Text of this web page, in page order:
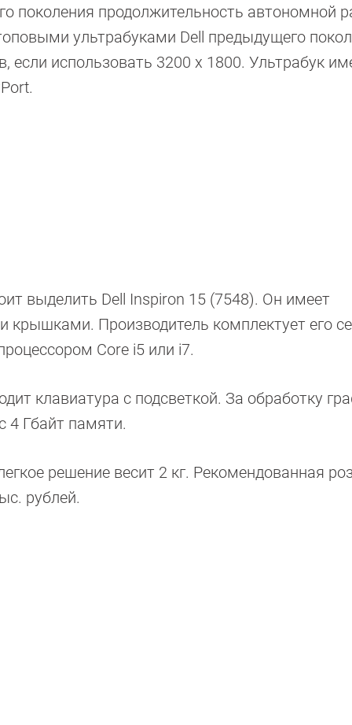
поколения продолжительность автономной
ультрабуками Dell предыдущего
если использовать 3200 x 1800. Ультрабук
выделить Dell Inspiron 15 (7548). Он имеет
крышками. Производитель комплектует его
Core i5 или i7.
клавиатура с подсветкой. За обработку
4 Гбайт памяти.
решение весит 2 кг. Рекомендованная
рублей.